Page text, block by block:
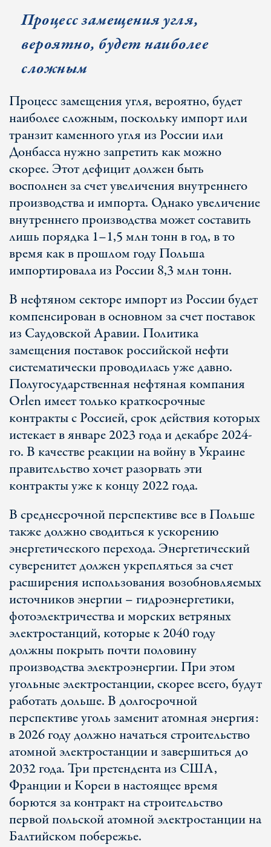
Процесс замещения угля,
вероятно, будет наиболее
сложным
Процесс замещения угля, вероятно, будет
наиболее сложным, поскольку импорт или
транзит каменного угля из России или
Донбасса нужно запретить как можно
скорее. Этот дефицит должен быть
восполнен за счет увеличения внутреннего
производства и импорта. Однако увеличение
внутреннего производства может составить
лишь порядка 1–1,5 млн тонн в год, в то
время как в прошлом году Польша
импортировала из России 8,3 млн тонн.
В нефтяном секторе импорт из России будет
компенсирован в основном за счет поставок
из Саудовской Аравии. Политика
замещения поставок российской нефти
систематически проводилась уже давно.
Полугосударственная нефтяная компания
Orlen имеет только краткосрочные
контракты с Россией, срок действия которых
истекает в январе 2023 года и декабре 2024-
го. В качестве реакции на войну в Украине
правительство хочет разорвать эти
контракты уже к концу 2022 года.
В среднесрочной перспективе все в Польше
также должно сводиться к ускорению
энергетического перехода. Энергетический
суверенитет должен укрепляться за счет
расширения использования возобновляемых
источников энергии – гидроэнергетики,
фотоэлектричества и морских ветряных
электростанций, которые к 2040 году
должны покрыть почти половину
производства электроэнергии. При этом
угольные электростанции, скорее всего, будут
работать дольше. В долгосрочной
перспективе уголь заменит атомная энергия:
в 2026 году должно начаться строительство
атомной электростанции и завершиться до
2032 года. Три претендента из США,
Франции и Кореи в настоящее время
борются за контракт на строительство
первой польской атомной электростанции на
Балтийском побережье.